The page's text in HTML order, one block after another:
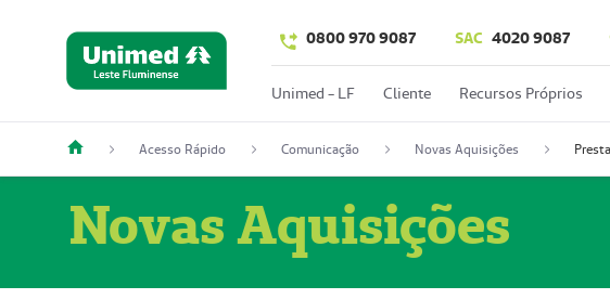
0800 970 9087 SAC 4020 9087
Unimed - LF Cliente Recursos Próprios
Acesso Rápido Comunicação Novas Aquisições
Novas Aquisições